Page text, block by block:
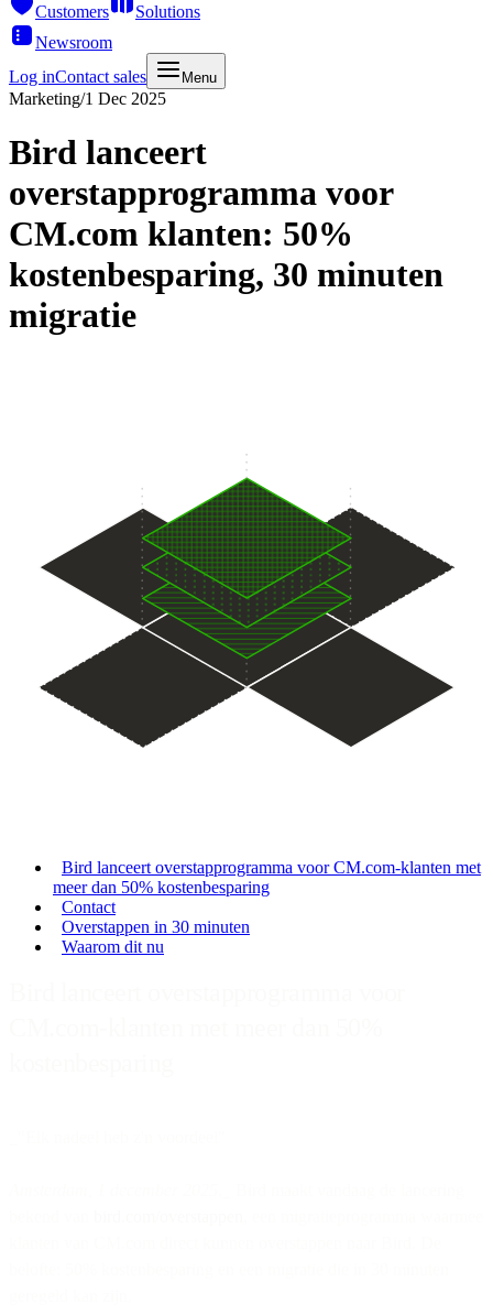
Customers
Solutions
Newsroom
Log inContact sales Menu
Marketing/1 Dec 2025
Bird lanceert
overstapprogramma voor
CM.com klanten: 50%
kostenbesparing, 30 minuten
migratie
Bird lanceert overstapprogramma voor CM.com-klanten met
meer dan 50% kostenbesparing
Contact
Overstappen in 30 minuten
Waarom dit nu